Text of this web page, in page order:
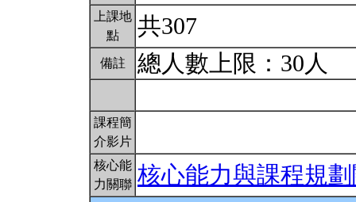
上課地
點
共307
備註 總人數上限：30人
課程簡
介影片
核心能
力關聯 核心能力與課程規